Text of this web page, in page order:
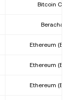
Bitcoin
Berachain
Ethereum
Ethereum
Ethereum